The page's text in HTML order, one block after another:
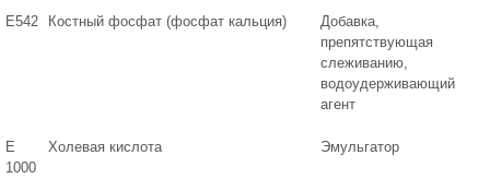
Е542 Костный фосфат (фосфат кальция)
Добавка,
препятствующая
слеживанию,
водоудерживающий
агент
Е
1000
Холевая кислота Эмульгатор